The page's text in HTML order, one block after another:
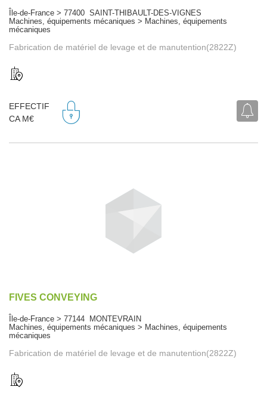
Île-de-France > 77400 SAINT-THIBAULT-DES-VIGNES
Machines, équipements mécaniques > Machines, équipements
mécaniques
Fabrication de matériel de levage et de manutention(2822Z)
EFFECTIF
CA M€
FIVES CONVEYING
Île-de-France > 77144 MONTEVRAIN
Machines, équipements mécaniques > Machines, équipements
mécaniques
Fabrication de matériel de levage et de manutention(2822Z)